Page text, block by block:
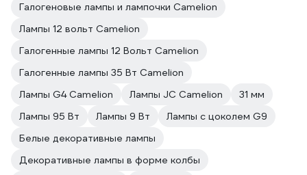
Галогеновые лампы и лампочки Camelion
Лампы 12 вольт Camelion
Галогенные лампы 12 Вольт Camelion
Галогенные лампы 35 Вт Camelion
Лампы G4 Camelion
Лампы JC Camelion
31 мм
Лампы 95 Вт
Лампы 9 Вт
Лампы с цоколем G9
Белые декоративные лампы
Декоративные лампы в форме колбы